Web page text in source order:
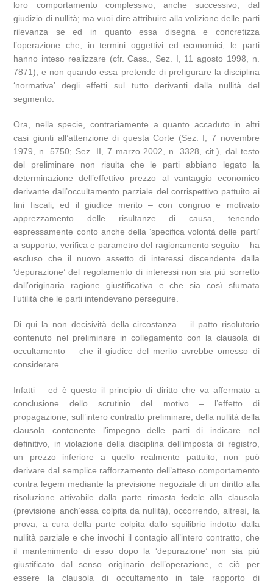
loro comportamento complessivo, anche successivo, dal
giudizio di nullità; ma vuoi dire attribuire alla volizione delle parti
rilevanza se ed in quanto essa disegna e concretizza
l’operazione che, in termini oggettivi ed economici, le parti
hanno inteso realizzare (cfr. Cass., Sez. I, 11 agosto 1998, n.
7871), e non quando essa pretende di prefigurare la disciplina
‘normativa’ degli effetti sul tutto derivanti dalla nullità del
segmento.
Ora, nella specie, contrariamente a quanto accaduto in altri
casi giunti all’attenzione di questa Corte (Sez. I, 7 novembre
1979, n. 5750; Sez. II, 7 marzo 2002, n. 3328, cit.), dal testo
del preliminare non risulta che le parti abbiano legato la
determinazione dell’effettivo prezzo al vantaggio economico
derivante dall’occultamento parziale del corrispettivo pattuito ai
fini fiscali, ed il giudice merito – con congruo e motivato
apprezzamento delle risultanze di causa, tenendo
espressamente conto anche della ‘specifica volontà delle parti’
a supporto, verifica e parametro del ragionamento seguito – ha
escluso che il nuovo assetto di interessi discendente dalla
‘depurazione’ del regolamento di interessi non sia più sorretto
dall’originaria ragione giustificativa e che sia così sfumata
l’utilità che le parti intendevano perseguire.
Di qui la non decisività della circostanza – il patto risolutorio
contenuto nel preliminare in collegamento con la clausola di
occultamento – che il giudice del merito avrebbe omesso di
considerare.
Infatti – ed è questo il principio di diritto che va affermato a
conclusione dello scrutinio del motivo – l’effetto di
propagazione, sull’intero contratto preliminare, della nullità della
clausola contenente l’impegno delle parti di indicare nel
definitivo, in violazione della disciplina dell’imposta di registro,
un prezzo inferiore a quello realmente pattuito, non può
derivare dal semplice rafforzamento dell’atteso comportamento
contra legem mediante la previsione negoziale di un diritto alla
risoluzione attivabile dalla parte rimasta fedele alla clausola
(previsione anch’essa colpita da nullità), occorrendo, altresì, la
prova, a cura della parte colpita dallo squilibrio indotto dalla
nullità parziale e che invochi il contagio all’intero contratto, che
il mantenimento di esso dopo la ‘depurazione’ non sia più
giustificato dal senso originario dell’operazione, e ciò per
essere la clausola di occultamento in tale rapporto di